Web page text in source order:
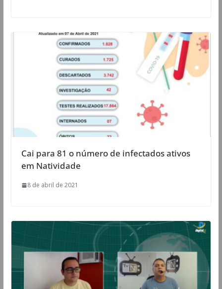
Cai para 81 o número de infectados ativos
em Natividade
8 de abril de 2021